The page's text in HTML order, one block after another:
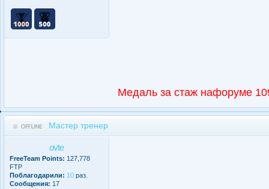
Медаль за стаж нафоруме
Мастер тренер
ovte
FreeTeam Points: 127,778
FTP
Поблагодарили: 10 раз.
Сообщения: 17